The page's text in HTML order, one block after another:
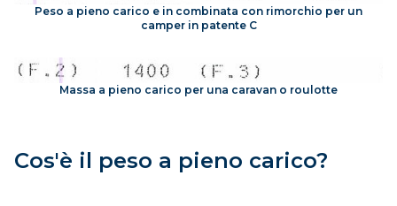
Peso a pieno carico e in combinata con rimorchio per un
camper in patente C
Massa a pieno carico per una caravan o roulotte
Cos'è il peso a pieno carico?